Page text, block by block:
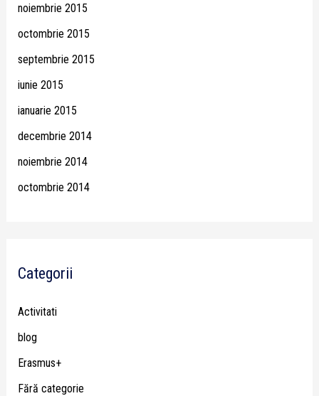
noiembrie 2015
octombrie 2015
septembrie 2015
iunie 2015
ianuarie 2015
decembrie 2014
noiembrie 2014
octombrie 2014
Categorii
Activitati
blog
Erasmus+
Fără categorie